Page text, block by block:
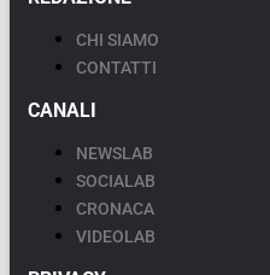
CHI SIAMO
CONTATTI
CANALI
NEWSLAB
SOCIALAB
CRONACA
VIDEOLAB